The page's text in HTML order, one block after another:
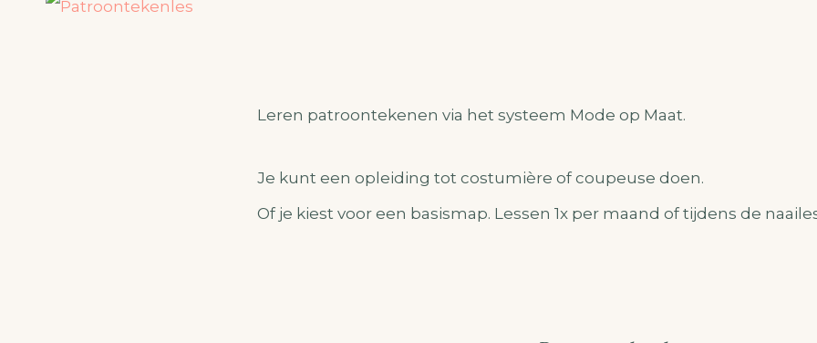
Leren patroontekenen via het systeem Mode op Maat.
Je kunt een opleiding tot costumière of coupeuse doen.
Of je kiest voor een basismap. Lessen 1x per maand of tijdens de